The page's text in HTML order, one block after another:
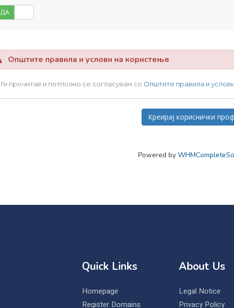
ДА
Општите правила и услови на користење
Ги прочитав и потполно се согласувам со Општите правила и
Powered by
Quick Links
Homepage
Register Domains
About Us
Legal Notice
Privacy Policy